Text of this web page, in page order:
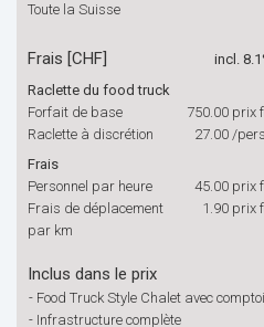
Toute la Suisse
Frais [CHF]
incl.
Raclette du food truck
Forfait de base
750.00 prix
Raclette à discrétion
27.00 /
Frais
Personnel par heure
45.00 prix
Frais de déplacement
par km
1.90 prix
Inclus dans le prix
- Food Truck Style Chalet avec
- Infrastructure complète